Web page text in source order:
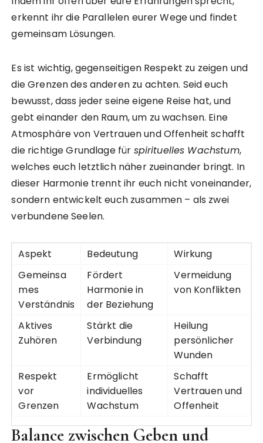
erkennt ihr die Parallelen eurer Wege und findet
gemeinsam Lösungen.
Es ist wichtig, gegenseitigen Respekt zu zeigen und
die Grenzen des anderen zu achten. Seid euch
bewusst, dass jeder seine eigene Reise hat, und
gebt einander den Raum, um zu wachsen. Eine
Atmosphäre von Vertrauen und Offenheit schafft
die richtige Grundlage für spirituelles Wachstum,
welches euch letztlich näher zueinander bringt. In
dieser Harmonie trennt ihr euch nicht voneinander,
sondern entwickelt euch zusammen – als zwei
verbundene Seelen.
Aspekt Bedeutung
Wirkung
Gemeinsa
mes
Verständnis
Fördert
Harmonie in
der Beziehung
Vermeidung
von Konflikten
Aktives
Zuhören
Stärkt die
Verbindung
Heilung
persönlicher
Wunden
Respekt
vor
Grenzen
Ermöglicht
individuelles
Wachstum
Schafft
Vertrauen und
Offenheit
Balance zwischen Geben und